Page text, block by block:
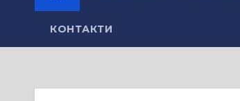
КОНТАКТИ